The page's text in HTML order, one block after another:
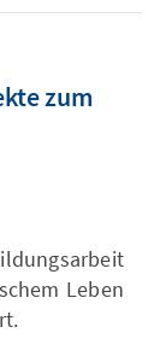
zum
Leben